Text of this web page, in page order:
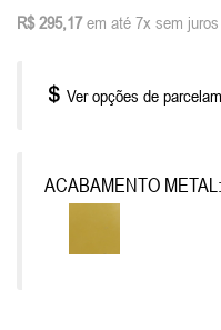
R$ 295,17 em até 7x sem
Ver opções de
ACABAMENTO METAL: